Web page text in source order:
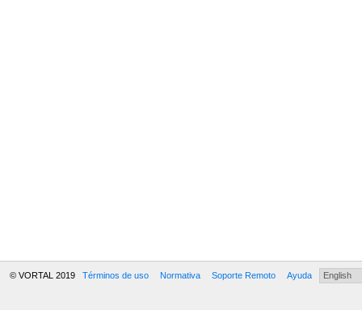
© VORTAL 2019 Términos de uso Normativa Soporte Remoto Ayuda